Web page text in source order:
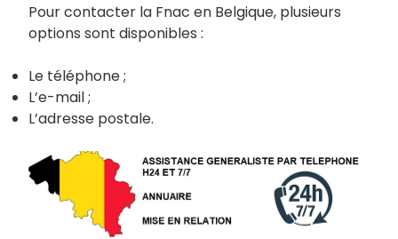
Pour contacter la Fnac en Belgique, plusieurs
options sont disponibles :
Le téléphone ;
L’e-mail ;
L’adresse postale.